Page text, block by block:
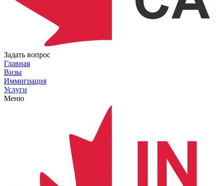
Задать вопрос
Главная
Визы
Иммиграция
Услуги
Меню